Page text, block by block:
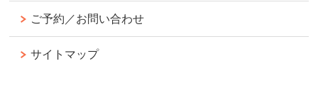
ご予約／お問い合わせ
サイトマップ